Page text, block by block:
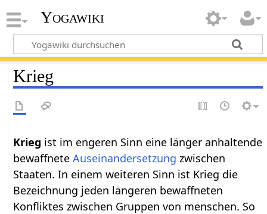
Yogawiki
Krieg
Krieg ist im engeren Sinn eine länger anhaltende
bewaffneteAuseinandersetzung zwischen
Staaten. In einem weiteren Sinn ist Krieg die
Bezeichnung jeden längeren bewaffneten
Konfliktes zwischen Gruppen von menschen. So